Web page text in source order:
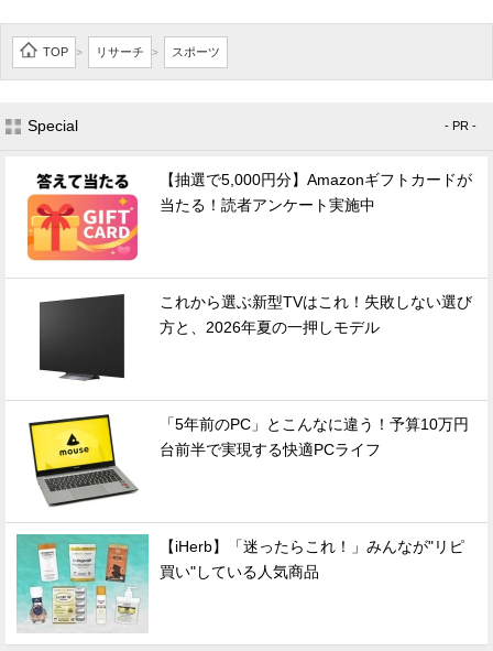
TOP > リサーチ > スポーツ
Special - PR -
【抽選で5,000円分】Amazonギフトカードが
当たる！読者アンケート実施中
これから選ぶ新型TVはこれ！失敗しない選び
方と、2026年夏の一押しモデル
「5年前のPC」とこんなに違う！予算10万円
台前半で実現する快適PCライフ
【iHerb】「迷ったらこれ！」みんなが"リピ
買い"している人気商品